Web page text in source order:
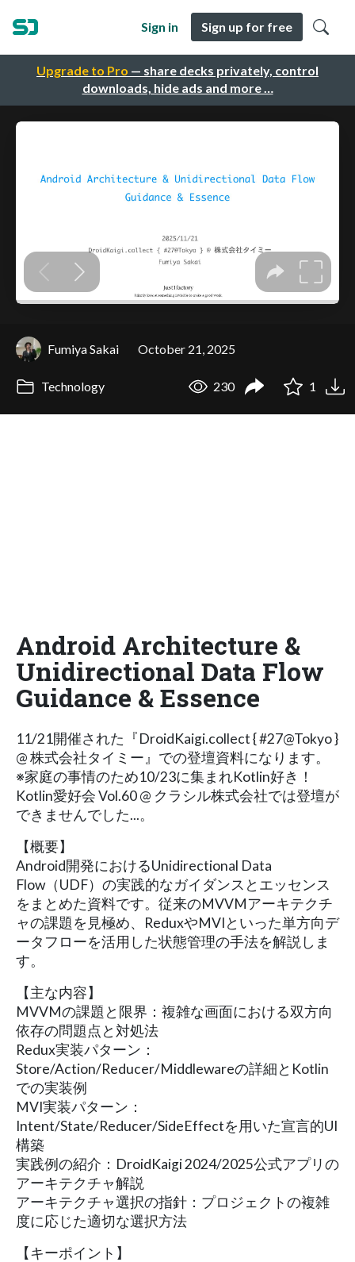
Upgrade to Pro — share decks privately, control
downloads, hide ads and more …
Sign in Sign up for free
Fumiya Sakai October 21, 2025
Technology 230 1
Android Architecture &
Unidirectional Data Flow
Guidance & Essence
11/21開催された『DroidKaigi.collect { #27@Tokyo }
@ 株式会社タイミー』での登壇資料になります。
※家庭の事情のため10/23に集まれKotlin好き！
Kotlin愛好会 Vol.60 @ クラシル株式会社では登壇が
できませんでした...。
【概要】
Android開発におけるUnidirectional Data
Flow（UDF）の実践的なガイダンスとエッセンス
をまとめた資料です。従来のMVVMアーキテクチ
ャの課題を見極め、ReduxやMVIといった単方向デ
ータフローを活用した状態管理の手法を解説しま
す。
【主な内容】
MVVMの課題と限界：複雑な画面における双方向
依存の問題点と対処法
Redux実装パターン：
Store/Action/Reducer/Middlewareの詳細とKotlin
での実装例
MVI実装パターン：
Intent/State/Reducer/SideEffectを用いた宣言的UI
構築
実践例の紹介：DroidKaigi 2024/2025公式アプリの
アーキテクチャ解説
アーキテクチャ選択の指針：プロジェクトの複雑
度に応じた適切な選択方法
【キーポイント】